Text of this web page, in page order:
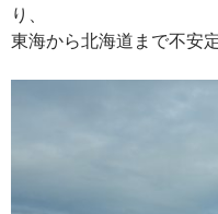
り、
東海から北海道まで不安